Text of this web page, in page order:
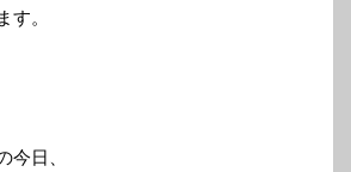
す。
今日、